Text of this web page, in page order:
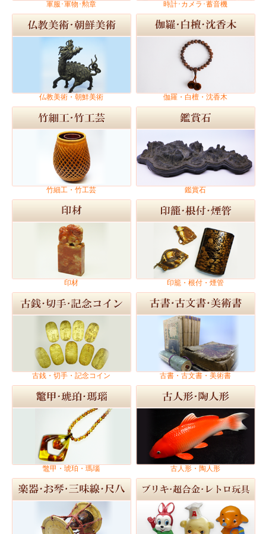
軍服･軍物･勲章 時計･カメラ･蓄音機
仏教美術・朝鮮美術 伽羅・白檀・沈香木
竹細工・竹工芸 鑑賞石
印材 印籠・根付・煙管
古銭・切手・記念コイン 古書・古文書・美術書
鼈甲・琥珀・瑪瑙 古人形・陶人形